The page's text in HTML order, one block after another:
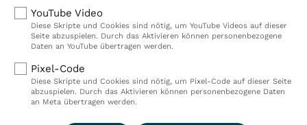
Mitarbeiterinnen und Mitarbeiter.
Kliniken
Pflege
YouTube Video
Diese Skripte und Cookies sind nötig, um YouTube Videos auf dieser
Seite abzuspielen. Durch das Aktivieren können personenbezogene
Daten an YouTube übertragen werden.
Pixel-Code
Diese Skripte und Cookies sind nötig, um Pixel-Code auf dieser Seite
abzuspielen. Durch das Aktivieren können personenbezogene Daten
an Meta übertragen werden.